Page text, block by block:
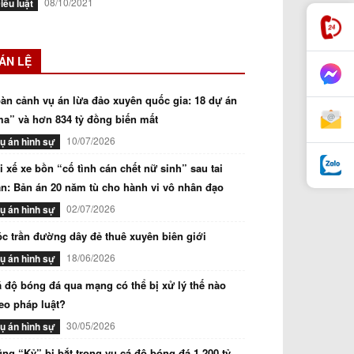
luật
LỆ
cảnh vụ án lừa đảo xuyên quốc gia: 18 dự án
và hơn 834 tỷ đồng biến mất
án hình sự 10/07/2026
xế xe bồn “cố tình cán chết nữ sinh” sau tai
Bản án 20 năm tù cho hành vi vô nhân đạo
án hình sự 02/07/2026
trần đường dây đẻ thuê xuyên biên giới
án hình sự 18/06/2026
độ bóng đá qua mạng có thể bị xử lý thế nào
pháp luật?
án hình sự 30/05/2026